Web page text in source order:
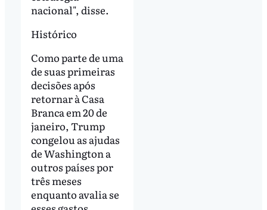
nacional", disse.
Histórico
Como parte de uma
de suas primeiras
decisões após
retornar à Casa
Branca em 20 de
janeiro, Trump
congelou as ajudas
de Washington a
outros países por
três meses
enquanto avalia se